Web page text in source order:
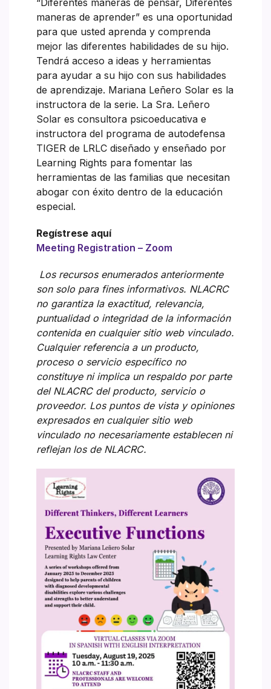
maneras de aprender” es una oportunidad
para que usted aprenda y comprenda
mejor las diferentes habilidades de su hijo.
Tendrá acceso a ideas y herramientas
para ayudar a su hijo con sus habilidades
de aprendizaje. Mariana Leñero Solar es la
instructora de la serie. La Sra. Leñero
Solar es consultora psicoeducativa e
instructora del programa de autodefensa
TIGER de LRLC diseñado y enseñado por
Learning Rights para fomentar las
herramientas de las familias que necesitan
abogar con éxito dentro de la educación
especial.
Regístrese aquí
Meeting Registration – Zoom
Los recursos enumerados anteriormente
son solo para fines informativos. NLACRC
no garantiza la exactitud, relevancia,
puntualidad o integridad de la información
contenida en cualquier sitio web vinculado.
Cualquier referencia a un producto,
proceso o servicio específico no
constituye ni implica un respaldo por parte
del NLACRC del producto, servicio o
proveedor. Los puntos de vista y opiniones
expresados en cualquier sitio web
vinculado no necesariamente establecen ni
reflejan los de NLACRC.